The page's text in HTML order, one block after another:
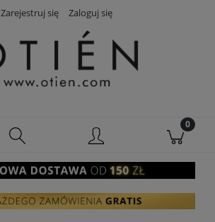
Zarejestruj się Zaloguj się